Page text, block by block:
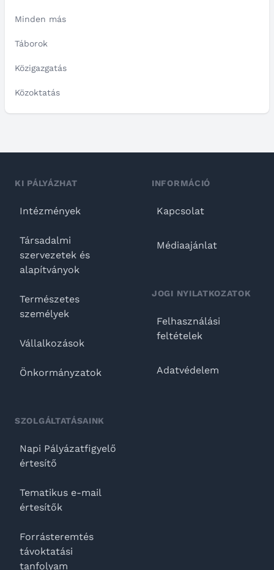
Minden más
Táborok
Közigazgatás
Közoktatás
KI PÁLYÁZHAT
Intézmények
Társadalmi
szervezetek és
alapítványok
Természetes
személyek
Vállalkozások
Önkormányzatok
SZOLGÁLTATÁSAINK
Napi Pályázatfigyelő
értesítő
Tematikus e-mail
értesítők
Forrásteremtés
távoktatási
tanfolyam
INFORMÁCIÓ
Kapcsolat
Médiaajánlat
JOGI NYILATKOZATOK
Felhasználási
feltételek
Adatvédelem